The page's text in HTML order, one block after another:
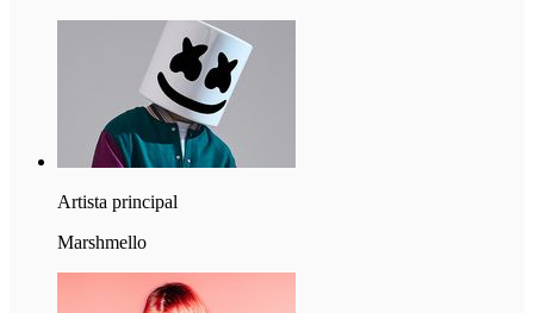
Artista principal
Marshmello